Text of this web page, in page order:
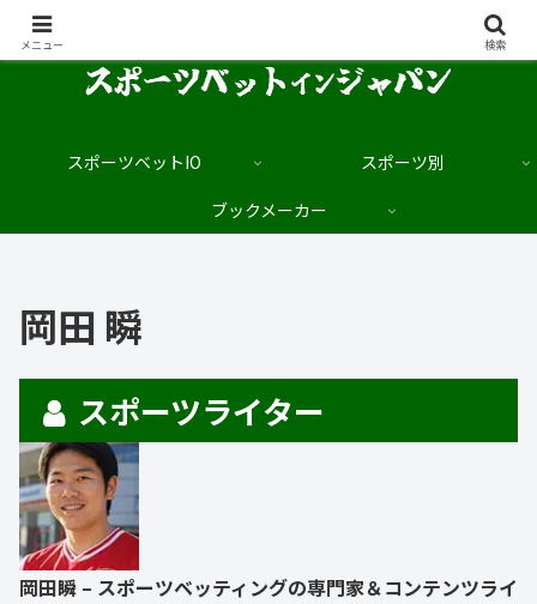
スポーツベットIO
スポーツ別
ブックメーカー
岡田 瞬
スポーツライター
岡田瞬 – スポーツベッティングの専門家＆コンテンツライ
メニュー 検索